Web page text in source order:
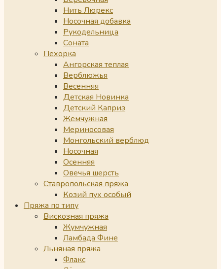
Нить Люрекс
Носочная добавка
Рукодельница
Соната
Пехорка
Ангорская теплая
Верблюжья
Весенняя
Детская Новинка
Детский Каприз
Жемчужная
Мериносовая
Монгольский верблюд
Носочная
Осенняя
Овечья шерсть
Ставропольская пряжа
Козий пух особый
Пряжа по типу
Вискозная пряжа
Жумчужная
Ламбада Фине
Льняная пряжа
Флакс